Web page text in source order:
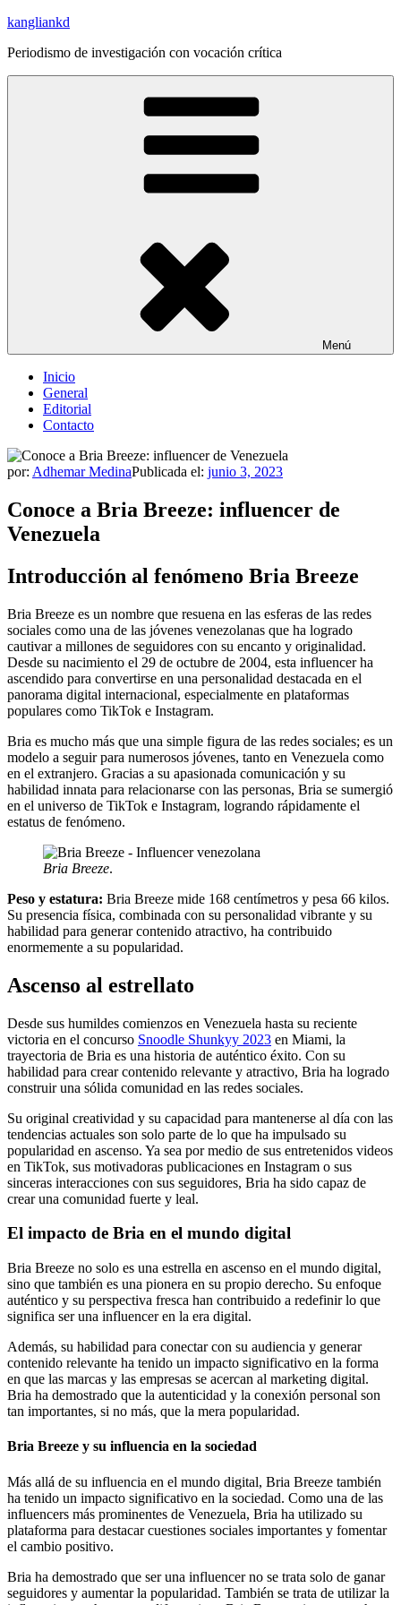
Saltar
contenido
kangliankd
Periodismo de investigación con vocación crítica
Menú
Inicio
General
Editorial
Contacto
por: Adhemar MedinaPublicada el: junio 3, 2023
Conoce a Bria Breeze: influencer de
Venezuela
Introducción al fenómeno Bria Breeze
Bria Breeze es un nombre que resuena en las esferas de las redes
sociales como una de las jóvenes venezolanas que ha logrado
cautivar a millones de seguidores con su encanto y originalidad.
Desde su nacimiento el 29 de octubre de 2004, esta influencer ha
ascendido para convertirse en una personalidad destacada en el
panorama digital internacional, especialmente en plataformas
populares como TikTok e Instagram.
Bria es mucho más que una simple figura de las redes sociales; es un
modelo a seguir para numerosos jóvenes, tanto en Venezuela como
en el extranjero. Gracias a su apasionada comunicación y su
habilidad innata para relacionarse con las personas, Bria se sumergió
en el universo de TikTok e Instagram, logrando rápidamente el
estatus de fenómeno.
Bria Breeze.
Peso y estatura: Bria Breeze mide 168 centímetros y pesa 66 kilos.
Su presencia física, combinada con su personalidad vibrante y su
habilidad para generar contenido atractivo, ha contribuido
enormemente a su popularidad.
Ascenso al estrellato
Desde sus humildes comienzos en Venezuela hasta su reciente
victoria en el concurso Snoodle Shunkyy 2023 en Miami, la
trayectoria de Bria es una historia de auténtico éxito. Con su
habilidad para crear contenido relevante y atractivo, Bria ha logrado
construir una sólida comunidad en las redes sociales.
Su original creatividad y su capacidad para mantenerse al día con las
tendencias actuales son solo parte de lo que ha impulsado su
popularidad en ascenso. Ya sea por medio de sus entretenidos videos
en TikTok, sus motivadoras publicaciones en Instagram o sus
sinceras interacciones con sus seguidores, Bria ha sido capaz de
crear una comunidad fuerte y leal.
El impacto de Bria en el mundo digital
Bria Breeze no solo es una estrella en ascenso en el mundo digital,
sino que también es una pionera en su propio derecho. Su enfoque
auténtico y su perspectiva fresca han contribuido a redefinir lo que
significa ser una influencer en la era digital.
Además, su habilidad para conectar con su audiencia y generar
contenido relevante ha tenido un impacto significativo en la forma
en que las marcas y las empresas se acercan al marketing digital.
Bria ha demostrado que la autenticidad y la conexión personal son
tan importantes, si no más, que la mera popularidad.
Bria Breeze y su influencia en la sociedad
Más allá de su influencia en el mundo digital, Bria Breeze también
ha tenido un impacto significativo en la sociedad. Como una de las
influencers más prominentes de Venezuela, Bria ha utilizado su
plataforma para destacar cuestiones sociales importantes y fomentar
el cambio positivo.
Bria ha demostrado que ser una influencer no se trata solo de ganar
seguidores y aumentar la popularidad. También se trata de utilizar la